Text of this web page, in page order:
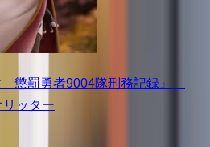
懲罰勇者9004隊刑務記録』
ッター